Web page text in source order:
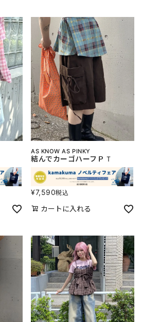
AS KNOW AS PINKY
結んでカーゴハーフＰＴ
¥7,590税込
カートに入れる